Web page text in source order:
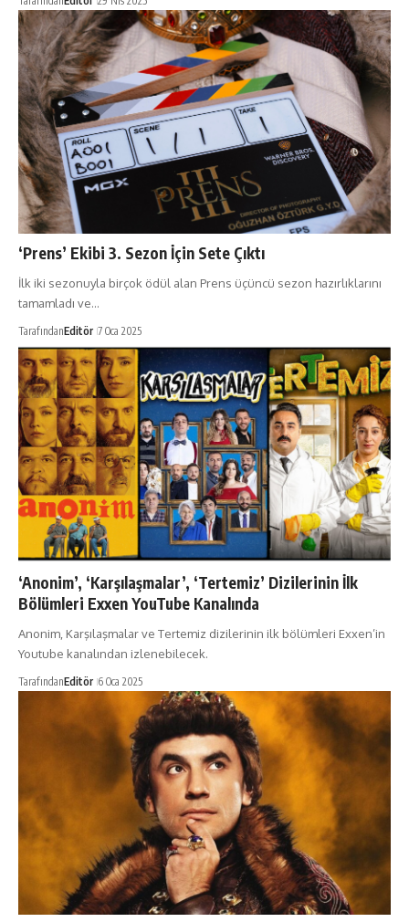
‘Prens’ Ekibi 3. Sezon İçin Sete Çıktı
İlk iki sezonuyla birçok ödül alan Prens üçüncü sezon hazırlıklarını
tamamladı ve…
TarafındanEditör 7 Oca 2025
‘Anonim’, ‘Karşılaşmalar’, ‘Tertemiz’ Dizilerinin İlk
Bölümleri Exxen YouTube Kanalında
Anonim, Karşılaşmalar ve Tertemiz dizilerinin ilk bölümleri Exxen’in
Youtube kanalından izlenebilecek.
TarafındanEditör 6 Oca 2025